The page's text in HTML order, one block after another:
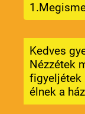
Kedves
Nézzétek
figyeljétek
élnek a